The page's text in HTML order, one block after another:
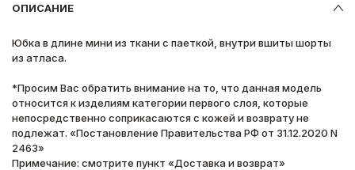
ОПИСАНИЕ
Юбка в длине мини из ткани с паеткой, внутри вшиты шорты
из атласа.
*Просим Вас обратить внимание на то, что данная модель
относится к изделиям категории первого слоя, которые
непосредственно соприкасаются с кожей и возврату не
подлежат. «Постановление Правительства РФ от 31.12.2020 N
2463»
Примечание: смотрите пункт «Доставка и возврат»